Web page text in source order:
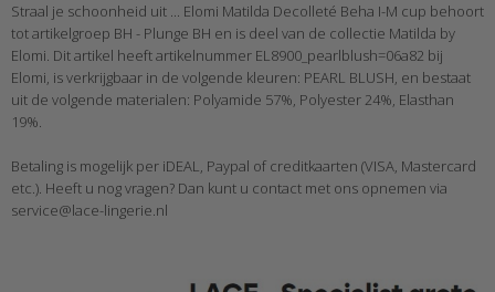
Straal je schoonheid uit ... Elomi Matilda Decolleté Beha I-M cup behoort
tot artikelgroep BH - Plunge BH en is deel van de collectie Matilda by
Elomi. Dit artikel heeft artikelnummer EL8900_pearlblush=06a82 bij
Elomi, is verkrijgbaar in de volgende kleuren: PEARL BLUSH, en bestaat
uit de volgende materialen: Polyamide 57%, Polyester 24%, Elasthan
19%.
Betaling is mogelijk per iDEAL, Paypal of creditkaarten (VISA, Mastercard
etc.). Heeft u nog vragen? Dan kunt u contact met ons opnemen via
service@lace-lingerie.nl